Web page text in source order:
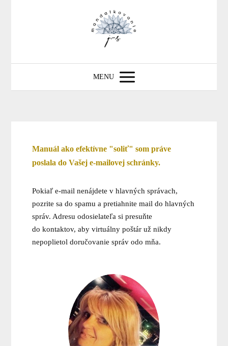
MENU
Manuál ako efektívne "soliť" som práve
poslala do Vašej e-mailovej schránky.
Pokiaľ e-mail nenájdete v hlavných správach,
pozrite sa do spamu a pretiahnite mail do hlavných
správ. Adresu odosielateľa si presuňte
do kontaktov, aby virtuálny poštár už nikdy
nepoplietol doručovanie správ odo mňa.